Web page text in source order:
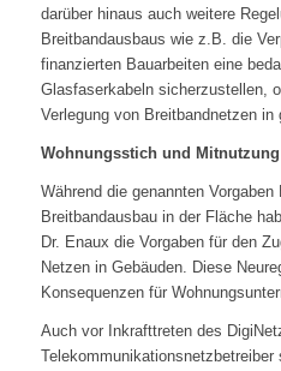
darüber hinaus auch weitere
Breitbandausbaus wie z.B. die
finanzierten Bauarbeiten eine
Glasfaserkabeln sicherzustellen,
Verlegung von Breitbandnetzen in
Wohnungsstich und
Während die genannten Vorgaben
Breitbandausbau in der Fläche
Dr. Enaux die Vorgaben für den
Netzen in Gebäuden. Diese
Konsequenzen für
Auch vor Inkrafttreten des